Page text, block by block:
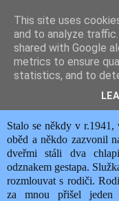
JEMELIK
úterý 19. srpna 2025
VZPOMÍNÁNÍ
Stalo se někdy v
oběd a někdo zazvonil
dveřmi stáli dva
odznakem gestapa.
rozmlouvat s rodiči.
za mnou přišel jeden
This site uses
and to analyze
shared with Google
metrics to ensure
statistics, and to